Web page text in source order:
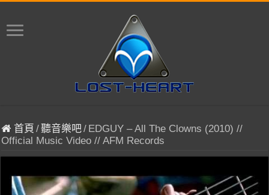
首頁 /聽音樂吧/ EDGUY – All The Clowns (2010) //
Official Music Video // AFM Records